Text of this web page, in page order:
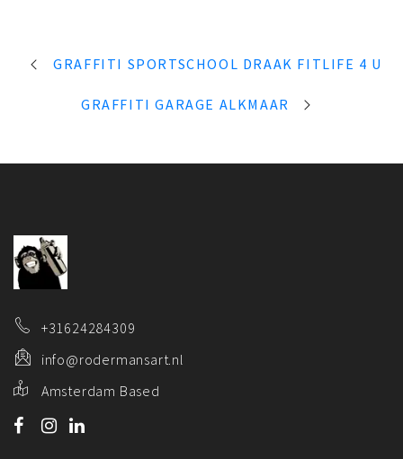
GRAFFITI SPORTSCHOOL DRAAK FITLIFE 4 U
GRAFFITI GARAGE ALKMAAR
+31624284309
info@rodermansart.nl
Amsterdam Based